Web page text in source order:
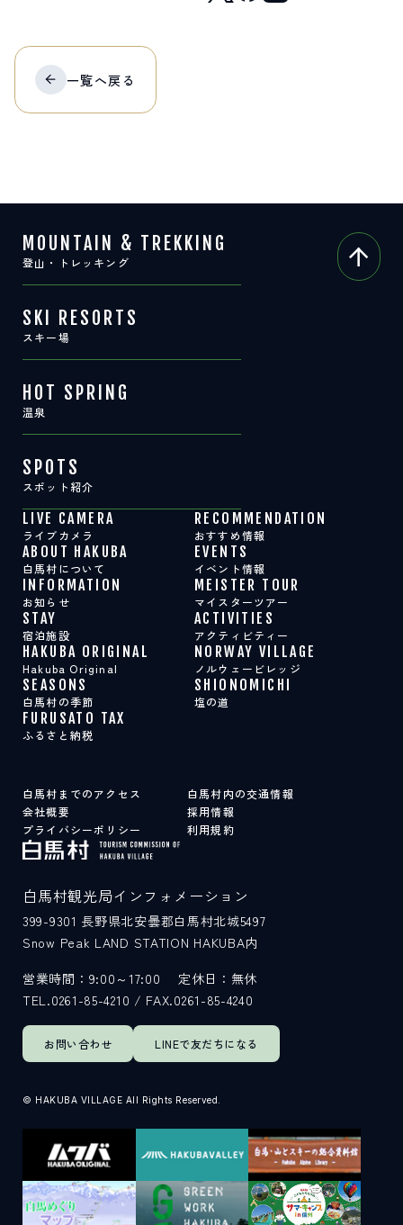
お問い合わせ
営業時間：9:00～17:00 定休日：無休
TEL.0261-85-4210 / FAX.0261-85-4240
一覧へ戻る
MOUNTAIN & TREKKING
登山・トレッキング
SKI RESORTS
スキー場
HOT SPRING
温泉
SPOTS
スポット紹介
LIVE CAMERA
ライブカメラ
RECOMMENDATION
おすすめ情報
ABOUT HAKUBA
白馬村について
EVENTS
イベント情報
INFORMATION
お知らせ
MEISTER TOUR
マイスターツアー
STAY
宿泊施設
ACTIVITIES
アクティビティー
HAKUBA ORIGINAL
Hakuba Original
NORWAY VILLAGE
ノルウェービレッジ
SEASONS
白馬村の季節
SHIONOMICHI
塩の道
FURUSATO TAX
ふるさと納税
白馬村までのアクセス
白馬村内の交通情報
会社概要
採用情報
プライバシーポリシー
利用規約
お問い合わせ LINEで友だちになる
白馬村観光局インフォメーション
399-9301 長野県北安曇郡白馬村北城5497
Snow Peak LAND STATION HAKUBA内
営業時間：9:00～17:00
定休日：無休
TEL.0261-85-4210 / FAX.0261-85-4240
© HAKUBA VILLAGE All Rights Reserved.